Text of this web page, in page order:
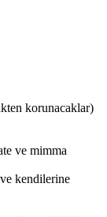
korunacaklar)
ve mimma
kendilerine